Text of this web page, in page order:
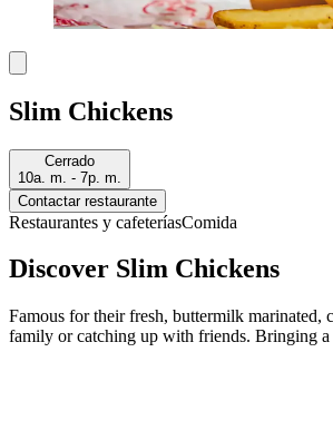
Slim Chickens
Cerrado
10a. m. - 7p. m.
Contactar restaurante
Restaurantes y cafeteríasComida
Discover Slim Chickens
Famous for their fresh, buttermilk marinated,
family or catching up with friends. Bringing